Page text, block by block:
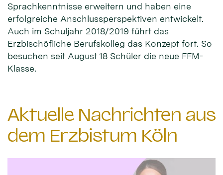
Sprachkenntnisse erweitern und haben eine
erfolgreiche Anschlussperspektiven entwickelt.
Auch im Schuljahr 2018/2019 führt das
Erzbischöfliche Berufskolleg das Konzept fort. So
besuchen seit August 18 Schüler die neue FFM-
Klasse.
Aktuelle Nachrichten aus
dem Erzbistum Köln